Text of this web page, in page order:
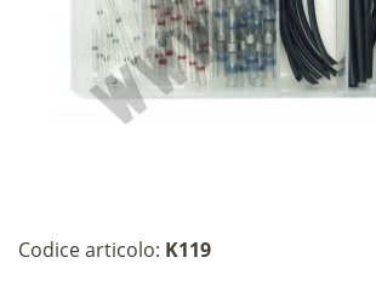
Codice articolo: K119